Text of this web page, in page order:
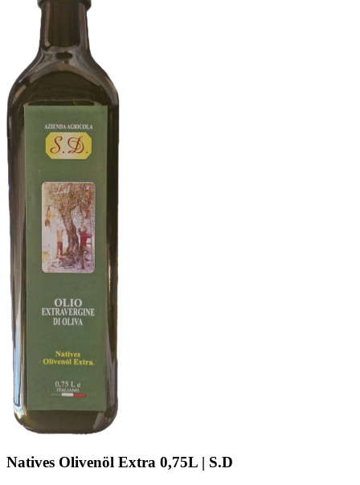
Natives Olivenöl Extra 0,75L | S.D